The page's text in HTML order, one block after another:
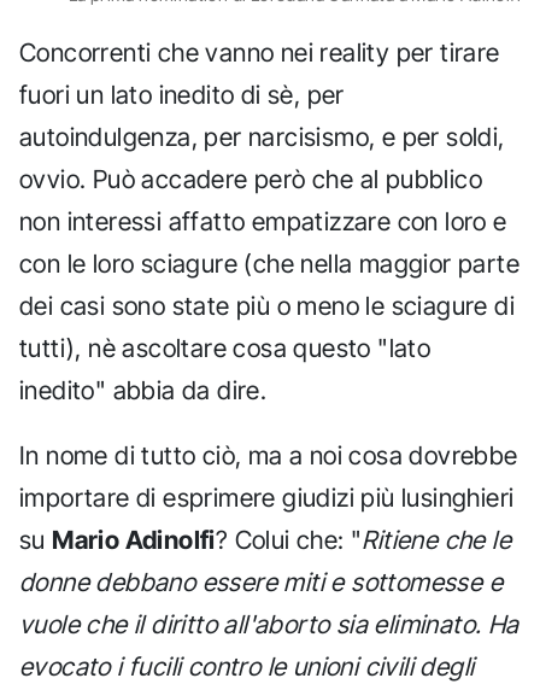
Concorrenti che vanno nei reality per tirare
fuori un lato inedito di sè, per
autoindulgenza, per narcisismo, e per soldi,
ovvio. Può accadere però che al pubblico
non interessi affatto empatizzare con loro e
con le loro sciagure (che nella maggior parte
dei casi sono state più o meno le sciagure di
tutti), nè ascoltare cosa questo "lato
inedito" abbia da dire.
In nome di tutto ciò, ma a noi cosa dovrebbe
importare di esprimere giudizi più lusinghieri
su Mario Adinolfi? Colui che: "Ritiene che le
donne debbano essere miti e sottomesse e
vuole che il diritto all'aborto sia eliminato. Ha
evocato i fucili contro le unioni civili degli